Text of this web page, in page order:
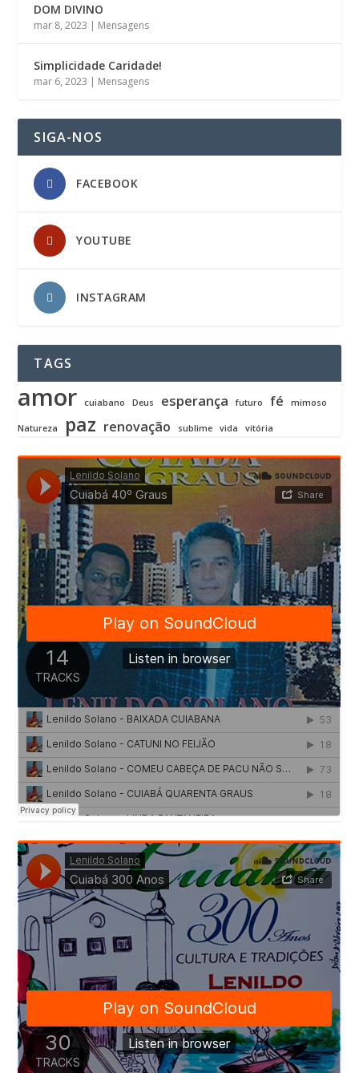
DOM DIVINO
mar 8, 2023 | Mensagens
Simplicidade Caridade!
mar 6, 2023 | Mensagens
SIGA-NOS
FACEBOOK
YOUTUBE
INSTAGRAM
TAGS
amor cuiabano Deus esperança futuro fé mimoso
Natureza paz renovação sublime vida vitória